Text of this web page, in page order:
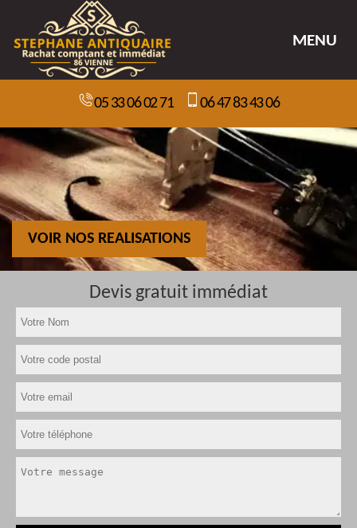
MENU
05 33 06 02 71 06 47 83 43 06
VOIR NOS REALISATIONS
Devis gratuit immédiat